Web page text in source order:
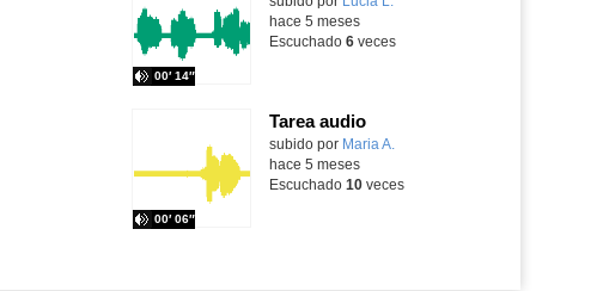
00′ 14″
hace 5 meses
Escuchado 6veces
Tarea audio
Contenido educativo.
subido por Maria A.
00′ 06″
hace 5 meses
Escuchado 10veces